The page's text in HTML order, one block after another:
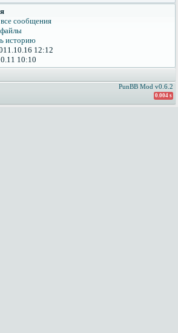
сообщения
файлы
историю
12:12
10:10
PunBB Mod v0.6.2
0.004 s